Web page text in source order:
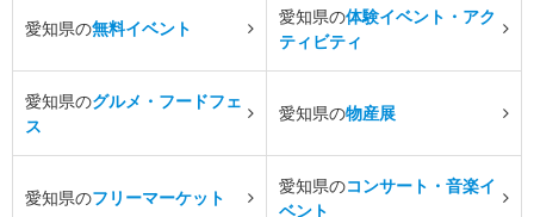
愛知県の無料イベント
愛知県の体験イベント・アク
ティビティ
愛知県のグルメ・フードフェ
ス
愛知県の物産展
愛知県のフリーマーケット
愛知県のコンサート・音楽イ
ベント